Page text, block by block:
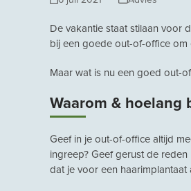
De vakantie staat stilaan voor
bij een goede out-of-office
Maar wat is nu een goed out-
Waarom & hoelang
Geef in je out-of-office altijd
ingreep? Geef gerust de
dat je voor een haarimplantaat